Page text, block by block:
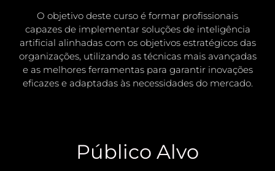
O objetivo deste curso é formar profissionais
capazes de implementar soluções de inteligência
artificial alinhadas com os objetivos estratégicos das
organizações, utilizando as técnicas mais avançadas
e as melhores ferramentas para garantir inovações
eficazes e adaptadas às necessidades do mercado.
Público Alvo